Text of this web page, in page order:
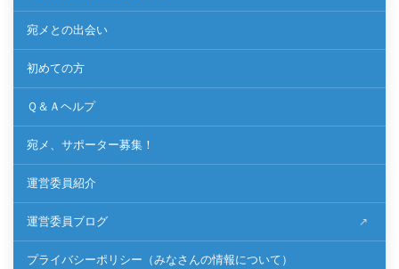
宛メとの出会い
初めての方
Ｑ＆Ａヘルプ
宛メ、サポーター募集！
運営委員紹介
運営委員ブログ
プライバシーポリシー（みなさんの情報について）